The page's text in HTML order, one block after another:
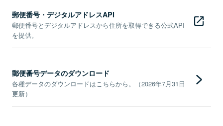
郵便番号・デジタルアドレスAPI
郵便番号とデジタルアドレスから住所を取得できる公式API
を提供。
郵便番号データのダウンロード
各種データのダウンロードはこちらから。（2026年7月31日
更新）